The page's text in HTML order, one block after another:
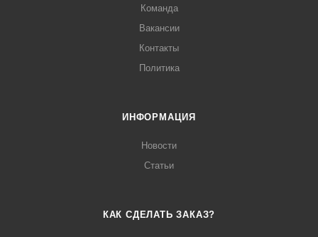
Команда
Вакансии
Контакты
Политика
ИНФОРМАЦИЯ
Новости
Статьи
КАК СДЕЛАТЬ ЗАКАЗ?